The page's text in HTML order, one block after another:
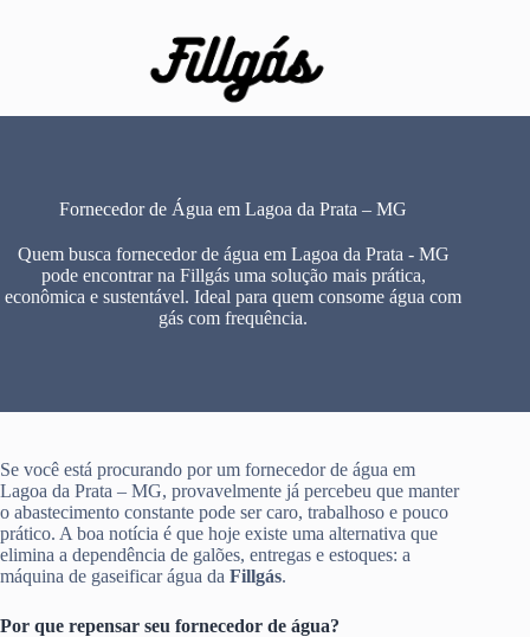
Fornecedor de Água em Lagoa da Prata – MG
Quem busca fornecedor de água em Lagoa da Prata - MG
pode encontrar na Fillgás uma solução mais prática,
econômica e sustentável. Ideal para quem consome água com
gás com frequência.
Se você está procurando por um fornecedor de água em
Lagoa da Prata – MG, provavelmente já percebeu que manter
o abastecimento constante pode ser caro, trabalhoso e pouco
prático. A boa notícia é que hoje existe uma alternativa que
elimina a dependência de galões, entregas e estoques: a
máquina de gaseificar água da Fillgás.
Por que repensar seu fornecedor de água?